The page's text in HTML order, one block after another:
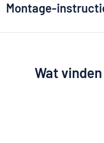
Montage-
Wat